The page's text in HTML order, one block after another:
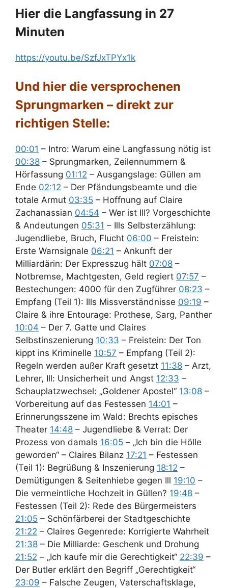
Hier die Langfassung in 27
Minuten
https://youtu.be/SzfJxTPYx1k
Und hier die versprochenen
Sprungmarken – direkt zur
richtigen Stelle:
00:01 – Intro: Warum eine Langfassung nötig ist
00:38 – Sprungmarken, Zeilennummern &
Hörfassung 01:12 – Ausgangslage: Güllen am
Ende 02:12 – Der Pfändungsbeamte und die
totale Armut 03:35 – Hoffnung auf Claire
Zachanassian 04:54 – Wer ist Ill? Vorgeschichte
& Andeutungen 05:31 – Ills Selbsterzählung:
Jugendliebe, Bruch, Flucht 06:00 – Freistein:
Erste Warnsignale 06:21 – Ankunft der
Milliardärin: Der Expresszug hält 07:08 –
Notbremse, Machtgesten, Geld regiert 07:57 –
Bestechungen: 4000 für den Zugführer 08:23 –
Empfang (Teil 1): Ills Missverständnisse 09:19 –
Claire & ihre Entourage: Prothese, Sarg, Panther
10:04 – Der 7. Gatte und Claires
Selbstinszenierung 10:33 – Freistein: Der Ton
kippt ins Kriminelle 10:57 – Empfang (Teil 2):
Regeln werden außer Kraft gesetzt 11:38 – Arzt,
Lehrer, Ill: Unsicherheit und Angst 12:33 –
Schauplatzwechsel: „Goldener Apostel“ 13:08 –
Vorbereitung auf das Festessen 14:01 –
Erinnerungsszene im Wald: Brechts episches
Theater 14:48 – Jugendliebe & Verrat: Der
Prozess von damals 16:05 – „Ich bin die Hölle
geworden“ – Claires Bilanz 17:21 – Festessen
(Teil 1): Begrüßung & Inszenierung 18:12 –
Demütigungen & Seitenhiebe gegen Ill 19:10 –
Die vermeintliche Hochzeit in Güllen? 19:48 –
Festessen (Teil 2): Rede des Bürgermeisters
21:05 – Schönfärberei der Stadtgeschichte
21:22 – Claires Gegenrede: Korrigierte Wahrheit
21:38 – Die Milliarde: Geschenk und Drohung
21:52 – „Ich kaufe mir die Gerechtigkeit“ 22:39 –
Der Butler erklärt den Begriff „Gerechtigkeit“
23:09 – Falsche Zeugen, Vaterschaftsklage,